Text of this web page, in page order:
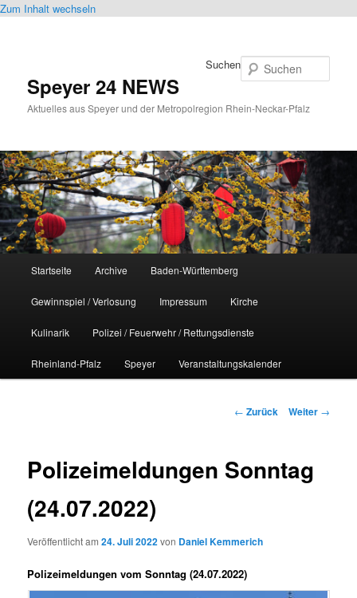
Zum Inhalt wechseln
Speyer 24 NEWS
Aktuelles aus Speyer und der Metropolregion Rhein-Neckar-Pfalz
Suchen
Startseite Archive Baden-Württemberg
Gewinnspiel / Verlosung Impressum Kirche
Kulinarik Polizei / Feuerwehr / Rettungsdienste
Rheinland-Pfalz Speyer Veranstaltungskalender
Beitrags-
← Zurück Weiter →
Polizeimeldungen Sonntag
(24.07.2022)
Veröffentlicht am24. Juli 2022von Daniel Kemmerich
Polizeimeldungen vom Sonntag (24.07.2022)